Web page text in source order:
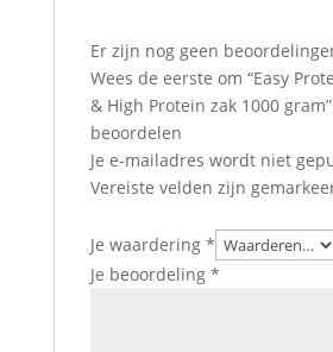
Er zijn nog geen
Wees de eerste om “Easy
& High Protein zak 1000
beoordelen
Je e-mailadres wordt niet
Vereiste velden zijn
Je waardering *
Je beoordeling *